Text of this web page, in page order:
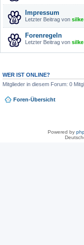
Impressum
Letzter Beitrag von silke
Forenregeln
Letzter Beitrag von silke
WER IST ONLINE?
Mitglieder in diesem Forum: 0
Foren-Übersicht
Powered by